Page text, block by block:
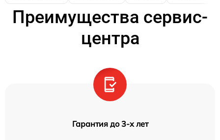
Преимущества сервис-
центра
Гарантия до 3-х лет